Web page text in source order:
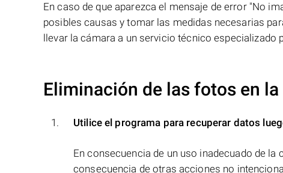
En caso de que aparezca el mensaje de error "No
posibles causas y tomar las medidas necesarias
llevar la cámara a un servicio técnico especializado
Eliminación de las fotos en
Utilice el programa para recuperar datos
En consecuencia de un uso inadecuado de
consecuencia de otras acciones no